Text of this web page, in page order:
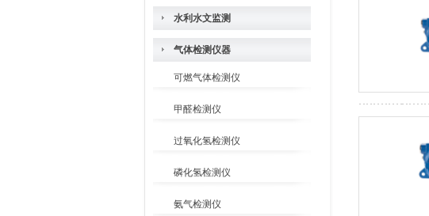
水利水文监测
气体检测仪器
可燃气体检测仪
甲醛检测仪
过氧化氢检测仪
磷化氢检测仪
氨气检测仪